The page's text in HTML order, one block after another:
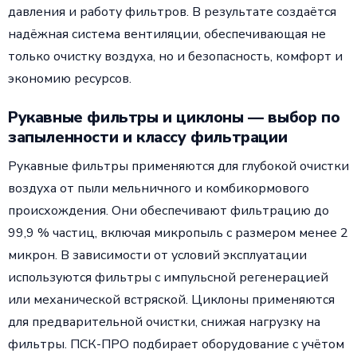
давления и работу фильтров. В результате создаётся
надёжная система вентиляции, обеспечивающая не
только очистку воздуха, но и безопасность, комфорт и
экономию ресурсов.
Рукавные фильтры и циклоны — выбор по
запыленности и классу фильтрации
Рукавные фильтры применяются для глубокой очистки
воздуха от пыли мельничного и комбикормового
происхождения. Они обеспечивают фильтрацию до
99,9 % частиц, включая микропыль с размером менее 2
микрон. В зависимости от условий эксплуатации
используются фильтры с импульсной регенерацией
или механической встряской. Циклоны применяются
для предварительной очистки, снижая нагрузку на
фильтры. ПСК-ПРО подбирает оборудование с учётом